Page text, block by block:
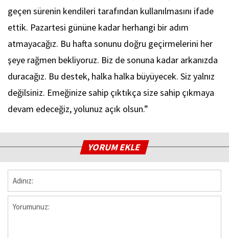
geçen sürenin kendileri tarafından kullanılmasını ifade
ettik. Pazartesi gününe kadar herhangi bir adım
atmayacağız. Bu hafta sonunu doğru geçirmelerini her
şeye rağmen bekliyoruz. Biz de sonuna kadar arkanızda
duracağız. Bu destek, halka halka büyüyecek. Siz yalnız
değilsiniz. Emeğinize sahip çıktıkça size sahip çıkmaya
devam edeceğiz, yolunuz açık olsun.”
YORUM EKLE